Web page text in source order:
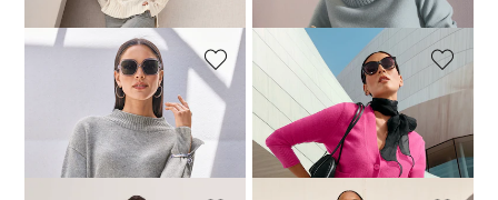
89,00 €179,95 €
MADELEINE
Vest. Puur kasjmier
149,00 €279,95 €